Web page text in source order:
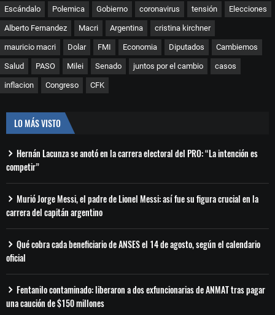
Escándalo Polemica Gobierno coronavirus tensión Elecciones
Alberto Fernandez Macri Argentina cristina kirchner
mauricio macri Dolar FMI Economia Diputados Cambiemos
Salud PASO Milei Senado juntos por el cambio casos
inflacion Congreso CFK
LO MÁS VISTO
Hernán Lacunza se anotó en la carrera electoral del PRO: “La intención es
competir”
Murió Jorge Messi, el padre de Lionel Messi: así fue su figura crucial en la
carrera del capitán argentino
Qué cobra cada beneficiario de ANSES el 14 de agosto, según el calendario
oficial
Fentanilo contaminado: liberaron a dos exfuncionarias de ANMAT tras pagar
una caución de $150 millones